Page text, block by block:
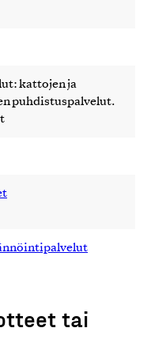
kattojen ja
puhdistuspalvelut.
tai